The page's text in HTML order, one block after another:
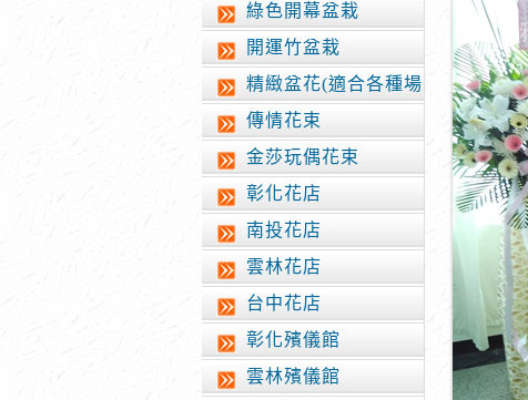
綠色開幕盆栽
開運竹盆栽
精緻盆花(適合各種場
合) 傳情花束
金莎玩偶花束
彰化花店
南投花店
雲林花店
台中花店
彰化殯儀館
雲林殯儀館